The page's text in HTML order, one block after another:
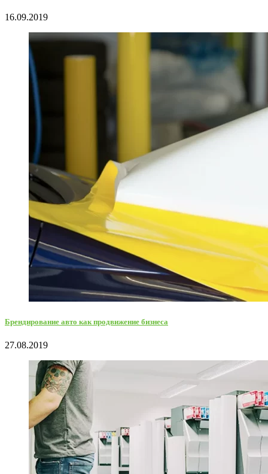
16.09.2019
Брендирование авто как продвижение бизнеса
27.08.2019